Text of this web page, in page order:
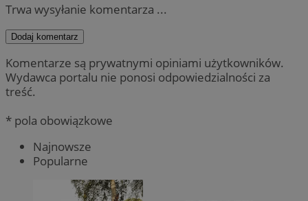
Trwa wysyłanie komentarza ...
Dodaj komentarz
Komentarze są prywatnymi opiniami użytkowników.
Wydawca portalu nie ponosi odpowiedzialności za
treść.
* pola obowiązkowe
Najnowsze
Popularne